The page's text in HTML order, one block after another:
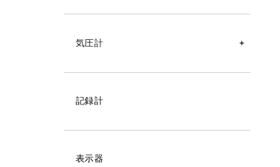
アスマン式通風乾湿計
気圧計
デジタル気圧計
自記記録計（気圧）
記録計
表示器